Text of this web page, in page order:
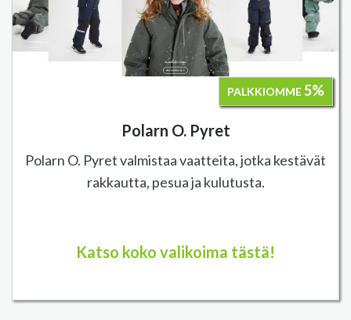
PALKKIOMME5%
Polarn O. Pyret
Polarn O. Pyret valmistaa vaatteita, jotka kestävät
rakkautta, pesua ja kulutusta.
Katso koko valikoima tästä!